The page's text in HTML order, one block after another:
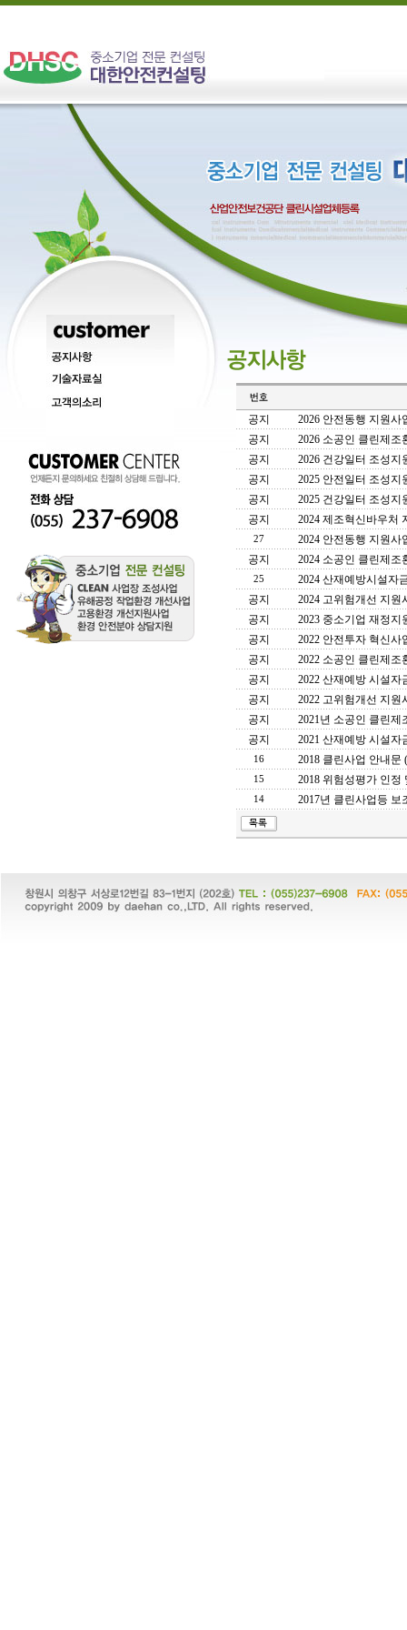
공지
2026 안전동행 지원사
공지
2026 소공인 클린제조
공지
2026 건강일터 조성지
공지
2025 안전일터 조성지
공지
2025 건강일터 조성지
공지
2024 제조혁신바우처
27
2024 안전동행 지원사
공지
2024 소공인 클린제조
25
2024 산재예방시설자
공지
2024 고위험개선 지원
공지
2023 중소기업 재정지
공지
2022 안전투자 혁신사
공지
2022 소공인 클린제조
공지
2022 산재예방 시설자
공지
2022 고위험개선 지원
공지
2021년 소공인 클린제
공지
2021 산재예방 시설자
16 2018 클린사업 안내문
15 2018 위험성평가 인정
14 2017년 클린사업등